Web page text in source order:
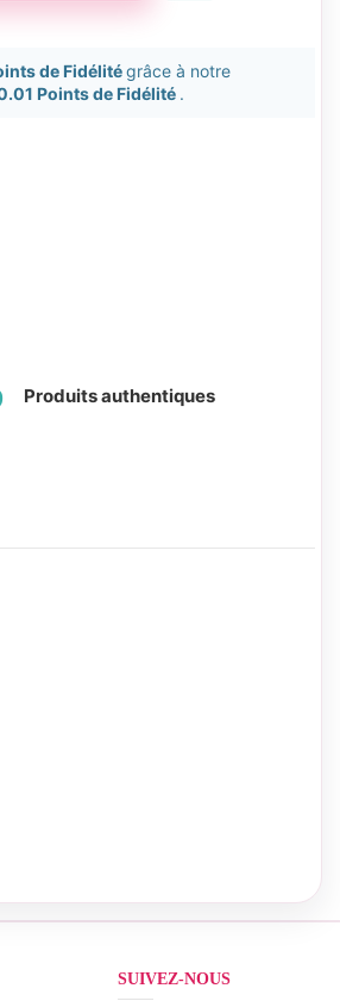
de Fidélitégrâce à notre
Points de Fidélité .
Produits authentiques
SUIVEZ-NOUS